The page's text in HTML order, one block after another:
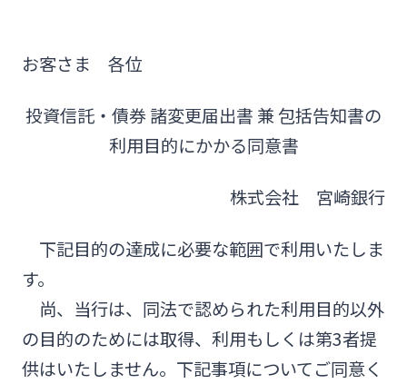
みやぎんMikatanoシリーズ
よくあるご質問 チャットで相談
English
お客さま 各位
投資信託・債券 諸変更届出書 兼 包括告知書の
利用目的にかかる同意書
株式会社 宮崎銀行
下記目的の達成に必要な範囲で利用いたしま
す。
尚、当行は、同法で認められた利用目的以外
の目的のためには取得、利用もしくは第3者提
供はいたしません。下記事項についてご同意く